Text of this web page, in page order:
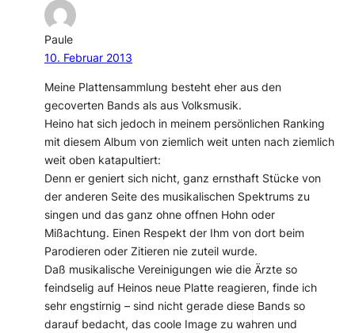
Paule
10. Februar 2013
Meine Plattensammlung besteht eher aus den
gecoverten Bands als aus Volksmusik.
Heino hat sich jedoch in meinem persönlichen Ranking
mit diesem Album von ziemlich weit unten nach ziemlich
weit oben katapultiert:
Denn er geniert sich nicht, ganz ernsthaft Stücke von
der anderen Seite des musikalischen Spektrums zu
singen und das ganz ohne offnen Hohn oder
Mißachtung. Einen Respekt der Ihm von dort beim
Parodieren oder Zitieren nie zuteil wurde.
Daß musikalische Vereinigungen wie die Ärzte so
feindselig auf Heinos neue Platte reagieren, finde ich
sehr engstirnig – sind nicht gerade diese Bands so
darauf bedacht, das coole Image zu wahren und